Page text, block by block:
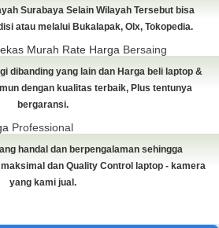
Surabaya Selain Wilayah Tersebut bisa
atau melalui Bukalapak, Olx, Tokopedia.
Rate Harga Bersaing
dibanding yang lain dan Harga beli laptop &
dengan kualitas terbaik, Plus tentunya
bergaransi.
Professional
handal dan berpengalaman sehingga
dan Quality Control laptop - kamera
yang kami jual.